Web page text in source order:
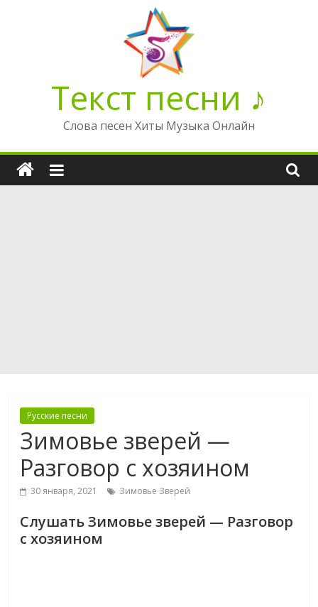
Текст песни ♪
Слова песен Хиты Музыка Онлайн
Русские песни
Зимовье зверей —
Разговор с хозяином
30 января, 2021 Зимовье Зверей
Слушать Зимовье зверей — Разговор
с хозяином